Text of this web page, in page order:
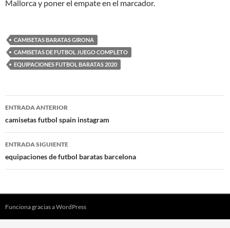
Mallorca y poner el empate en el marcador.
CAMISETAS BARATAS GIRONA
CAMISETAS DE FUTBOL JUEGO COMPLETO
EQUIPACIONES FUTBOL BARATAS 2020
Navegación
de
entradas
ENTRADA ANTERIOR
camisetas futbol spain instagram
ENTRADA SIGUIENTE
equipaciones de futbol baratas barcelona
Funciona gracias a WordPress